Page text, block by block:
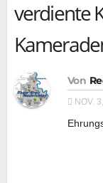
verdiente
Von
NOV.